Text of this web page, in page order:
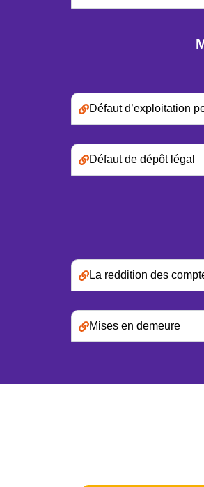
Défaut d’exploitation
Défaut de dépôt légal
La reddition des
Mises en demeure